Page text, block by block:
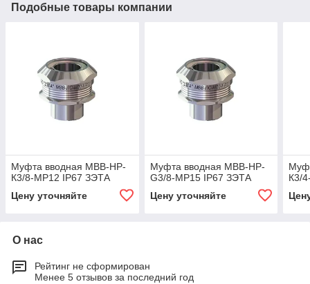
Подобные товары компании
Муфта вводная МВВ-НР-
К3/8-МР12 IP67 ЗЭТА
Цену уточняйте
Муфта вводная МВВ-НР-
G3/8-МР15 IP67 ЗЭТА
Цену уточняйте
К3/
О нас
Рейтинг не сформирован
Менее 5 отзывов за последний год